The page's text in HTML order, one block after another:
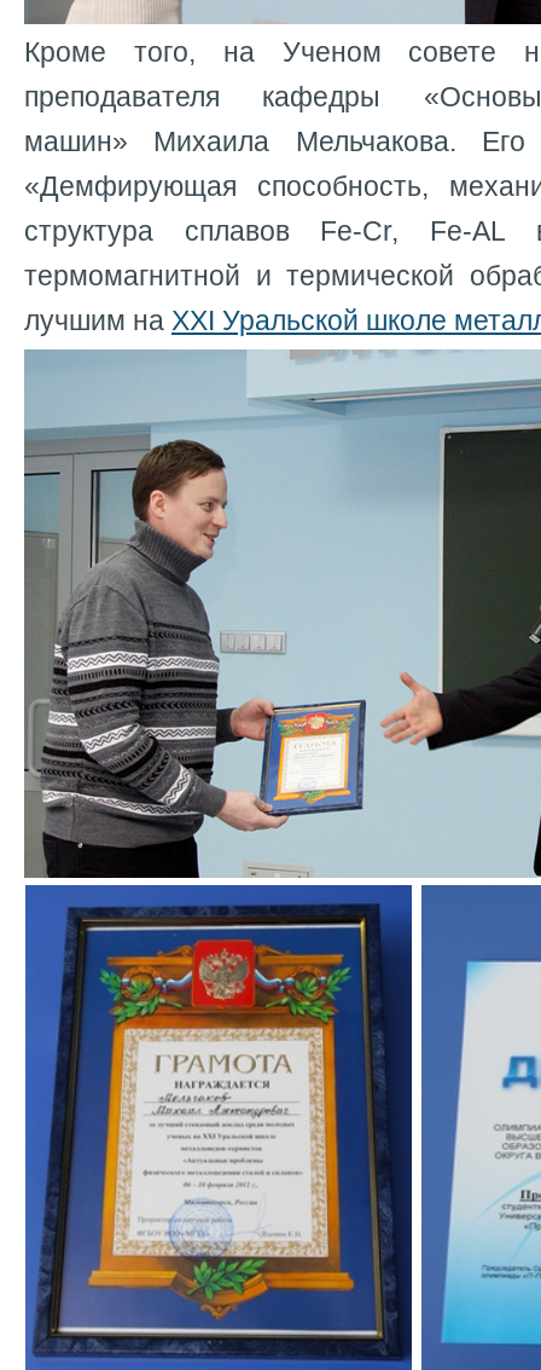
Кроме того, на Ученом совете
преподавателя кафедры
машин» Михаила Мельчакова. Его
«Демфирующая способность,
структура сплавов Fe-Cr, Fe-AL
термомагнитной и термической
лучшим на XXI Уральской школе